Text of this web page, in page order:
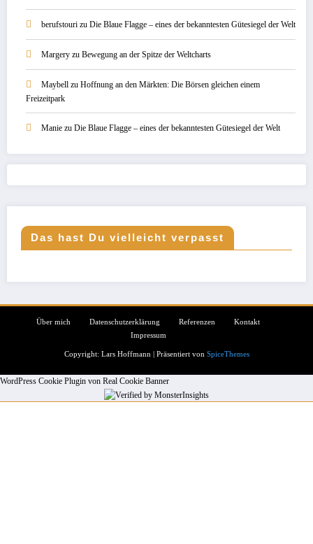
berufstouri zu Die Blaue Flagge – eines der bekanntesten Gütesiegel der Welt
Margery zu Bewegung an der Spitze der Weltcharts
Maybell zu Hoffnung an den Märkten: Die Börsen gleichen einem
Freizeitpark
Manie zu Die Blaue Flagge – eines der bekanntesten Gütesiegel der Welt
Das hast Du vielleicht verpasst
Über mich Datenschutzerklärung Referenzen
Kontakt
Impressum
Copyright: Lars Hoffmann | Präsentiert von SpiceThemes
WordPress Cookie Plugin von Real Cookie Banner